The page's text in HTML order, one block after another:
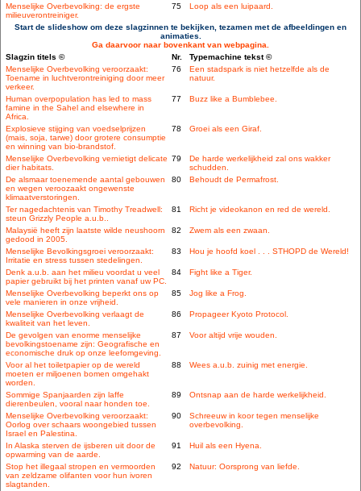
Menselijke Overbevolking: de ergste
milieuverontreiniger.
75 Loop als een luipaard.
Start de slideshow om deze slagzinnen te bekijken, tezamen met de afbeeldingen en
animaties.
Ga daarvoor naar bovenkant van webpagina.
Slagzin titels ©
Nr.
Typemachine tekst ©
Menselijke Overbevolking veroorzaakt:
Toename in luchtverontreiniging door meer
verkeer.
76
Een stadspark is niet hetzelfde als de
natuur.
Human overpopulation has led to mass
famine in the Sahel and elsewhere in
Africa.
77 Buzz like a Bumblebee.
Explosieve stijging van voedselprijzen
(mais, soja, tarwe) door grotere consumptie
en winning van bio-brandstof.
78 Groei als een Giraf.
Menselijke Overbevolking vernietigt delicate
dier habitats.
79
De harde werkelijkheid zal ons wakker
schudden.
De alsmaar toenemende aantal gebouwen
en wegen veroozaakt ongewenste
klimaatverstoringen.
80 Behoudt de Permafrost.
Ter nagedachtenis van Timothy Treadwell:
steun Grizzly People a.u.b..
81 Richt je videokanon en red de wereld.
Malaysië heeft zijn laatste wilde neushoorn
gedood in 2005.
82 Zwem als een zwaan.
Menselijke Bevolkingsgroei veroorzaakt:
Irritatie en stress tussen stedelingen.
83 Hou je hoofd koel . . . STHOPD de Wereld!
Denk a.u.b. aan het milieu voordat u veel
papier gebruikt bij het printen vanaf uw PC.
84 Fight like a Tiger.
Menselijke Overbevolking beperkt ons op
vele manieren in onze vrijheid.
85 Jog like a Frog.
Menselijke Overbevolking verlaagt de
kwaliteit van het leven.
86 Propageer Kyoto Protocol.
De gevolgen van enorme menselijke
bevolkingstoename zijn: Geografische en
economische druk op onze leefomgeving.
87 Voor altijd vrije wouden.
Voor al het toiletpapier op de wereld
moeten er miljoenen bomen omgehakt
worden.
88 Wees a.u.b. zuinig met energie.
Sommige Spanjaarden zijn laffe
dierenbeulen, vooral naar honden toe.
89 Ontsnap aan de harde werkelijkheid.
Menselijke Overbevolking veroorzaakt:
Oorlog over schaars woongebied tussen
Israel en Palestina.
90
Schreeuw in koor tegen menselijke
overbevolking.
In Alaska sterven de ijsberen uit door de
opwarming van de aarde.
91 Huil als een Hyena.
Stop het illegaal stropen en vermoorden
van zeldzame olifanten voor hun ivoren
slagtanden.
92 Natuur: Oorsprong van liefde.